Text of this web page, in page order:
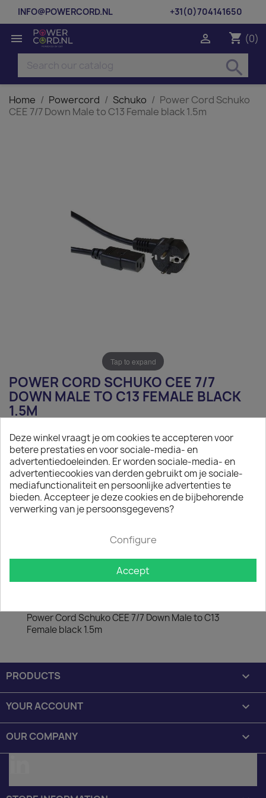
INFO@POWERCORD.NL +31(0)704141650
 shopping_cart (0)

search
Home Powercord Schuko
Power Cord Schuko
CEE 7/7 Down Male to C13 Female black 1.5m
Tap to expand
POWER CORD SCHUKO CEE 7/7
DOWN MALE TO C13 FEMALE BLACK
1.5M
€5.59
Tax excluded
Power Cord Schuko CEE 7/7 Down Male to C13 Female
black 1.5m
 On request
Power Cord Schuko CEE 7/7 Down Male to C13
Female black 1.5m
PRODUCTS 
YOUR ACCOUNT 
OUR COMPANY 
Deze winkel vraagt je om cookies te accepteren voor
betere prestaties en voor sociale-media- en
advertentiedoeleinden. Er worden sociale-media- en
advertentiecookies van derden gebruikt om je sociale-
mediafunctionaliteit en persoonlijke advertenties te
bieden. Accepteer je deze cookies en de bijbehorende
verwerking van je persoonsgegevens?
Configure
Accept